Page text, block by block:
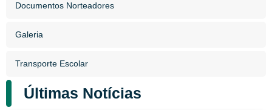
Documentos Norteadores
Galeria
Transporte Escolar
Últimas Notícias